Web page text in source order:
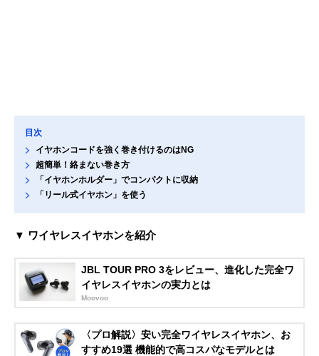
目次
イヤホンコードを強く巻き付けるのはNG
超簡単！絡まない巻き方
「イヤホンホルダー」でコンパクトに収納
「リール式イヤホン」を使う
▼ ワイヤレスイヤホンを紹介
JBL TOUR PRO 3をレビュー、進化した完全ワ
イヤレスイヤホンの実力とは
Moovoo
〈プロ解説〉安い完全ワイヤレスイヤホン、お
すすめ19選 機能的で高コスパなモデルとは